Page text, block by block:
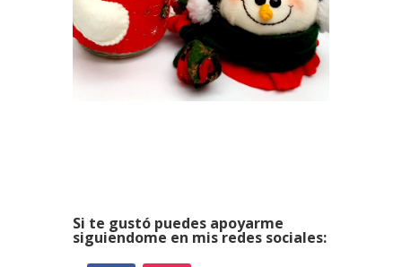
Si te gustó puedes apoyarme
siguiendome en mis redes sociales: